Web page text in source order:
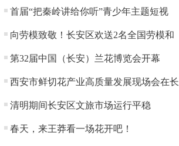
首届“把秦岭讲给你听”青少年主题短视
向劳模致敬！长安区欢送2名全国劳模和
第32届中国（长安）兰花博览会开幕
西安市鲜切花产业高质量发展现场会在长
清明期间长安区文旅市场运行平稳
春天，来王莽看一场花开吧！